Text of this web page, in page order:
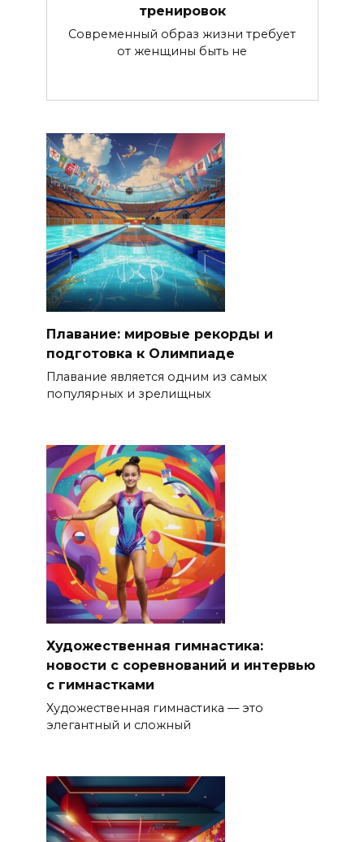
тренировок
Современный образ жизни требует
от женщины быть не
Плавание: мировые рекорды и
подготовка к Олимпиаде
Плавание является одним из самых
популярных и зрелищных
Художественная гимнастика:
новости с соревнований и интервью
с гимнастками
Художественная гимнастика — это
элегантный и сложный